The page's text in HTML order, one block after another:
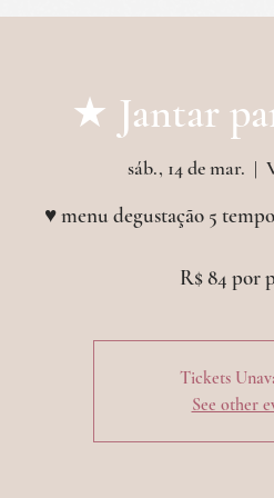
★︎ Jantar
sáb., 14 de mar.
  |
♥︎ menu degustação 5
R$ 84 por
Tickets
See other